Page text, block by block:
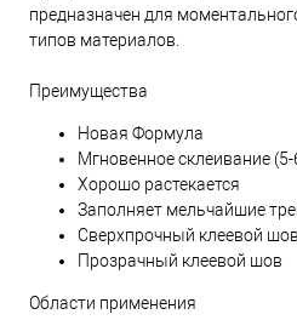
предназначен для
типов материалов.
Преимущества
Новая Формула
Мгновенное склеивание (5-
Хорошо растекается
Заполняет мельчайшие
Сверхпрочный клеевой шов
Прозрачный клеевой шов
Области применения